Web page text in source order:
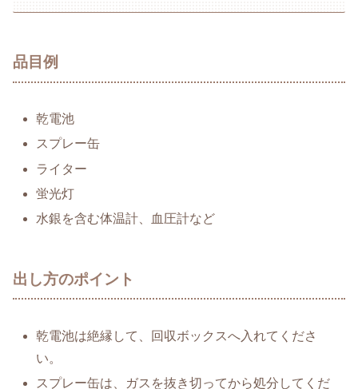
品目例
乾電池
スプレー缶
ライター
蛍光灯
水銀を含む体温計、血圧計など
出し方のポイント
乾電池は絶縁して、回収ボックスへ入れてくださ
い。
スプレー缶は、ガスを抜き切ってから処分してくだ